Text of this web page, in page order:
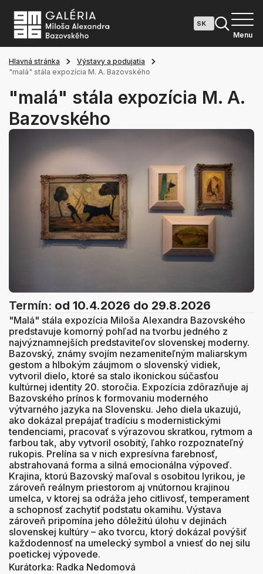
Menu
Hlavná stránka
Výstavy a podujatia
"malá" stála expozícia M. A. Bazovského
"malá" stála expozícia M. A.
Bazovského
Termín: od 10.4.2026 do 29.8.2026
"Malá" stála expozícia Miloša Alexandra Bazovského
predstavuje komorný pohľad na tvorbu jedného z
najvýznamnejších predstaviteľov slovenskej moderny.
Bazovský, známy svojím nezameniteľným maliarskym
gestom a hlbokým záujmom o slovenský vidiek,
vytvoril dielo, ktoré sa stalo ikonickou súčasťou
kultúrnej identity 20. storočia. Expozícia zdôrazňuje aj
Bazovského prínos k formovaniu moderného
výtvarného jazyka na Slovensku. Jeho diela ukazujú,
ako dokázal prepájať tradíciu s modernistickými
tendenciami, pracovať s výrazovou skratkou, rytmom a
farbou tak, aby vytvoril osobitý, ľahko rozpoznateľný
rukopis. Prelína sa v nich expresívna farebnosť,
abstrahovaná forma a silná emocionálna výpoveď.
Krajina, ktorú Bazovský maľoval s osobitou lyrikou, je
zároveň reálnym priestorom aj vnútornou krajinou
umelca, v ktorej sa odráža jeho citlivosť, temperament
a schopnosť zachytiť podstatu okamihu. Výstava
zároveň pripomína jeho dôležitú úlohu v dejinách
slovenskej kultúry – ako tvorcu, ktorý dokázal povýšiť
každodennosť na umelecký symbol a vniesť do nej silu
poetickej výpovede.
Kurátorka: Radka Nedomová